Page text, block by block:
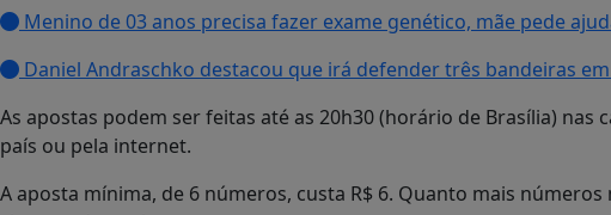
Menino de 03 anos precisa fazer exame genético, mãe pede
Daniel Andraschko destacou que irá defender três bandeiras
As apostas podem ser feitas até as 20h30 (horário de Brasília) nas
país ou pela internet.
A aposta mínima, de 6 números, custa R$ 6. Quanto mais